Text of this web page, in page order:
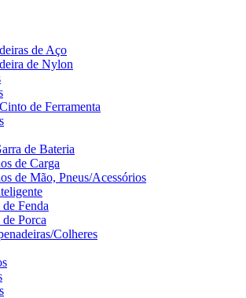
de Aço
de Nylon
de Ferramenta
de Bateria
de Carga
de Mão, Pneus/Acessórios
Fenda
Porca
Colheres